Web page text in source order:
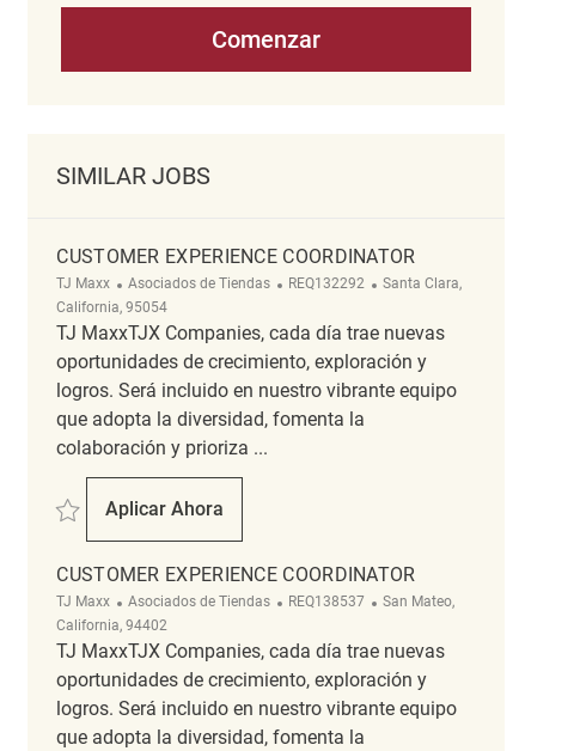
Comenzar
SIMILAR JOBS
CUSTOMER EXPERIENCE COORDINATOR
TJ Maxx Categoría
Asociados de Tiendas ReqId
REQ132292 Ubicación
Santa Clara,
California, 95054
TJ MaxxTJX Companies, cada día trae nuevas
oportunidades de crecimiento, exploración y
logros. Será incluido en nuestro vibrante equipo
que adopta la diversidad, fomenta la
colaboración y prioriza ...
Salvar Customer Experience Coordinator REQ132292
Aplicar Ahora
Customer Experience Coordinator
CUSTOMER EXPERIENCE COORDINATOR
TJ Maxx Categoría
Asociados de Tiendas ReqId
REQ138537 Ubicación
San Mateo,
California, 94402
TJ MaxxTJX Companies, cada día trae nuevas
oportunidades de crecimiento, exploración y
logros. Será incluido en nuestro vibrante equipo
que adopta la diversidad, fomenta la